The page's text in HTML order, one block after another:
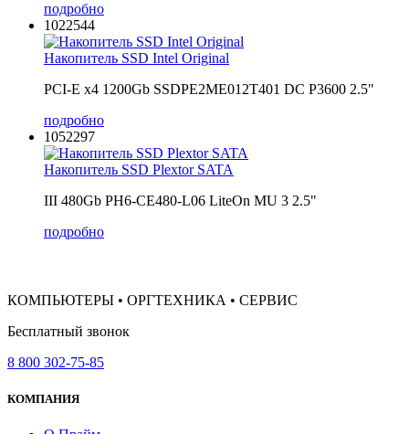
подробно
1022544
Накопитель SSD Intel Original
PCI-E x4 1200Gb SSDPE2ME012T401 DC P3600 2.5"
подробно
1052297
Накопитель SSD Plextor SATA
III 480Gb PH6-CE480-L06 LiteOn MU 3 2.5"
подробно
КОМПЬЮТЕРЫ • ОРГТЕХНИКА • СЕРВИС
Бесплатный звонок
8 800 302-75-85
КОМПАНИЯ